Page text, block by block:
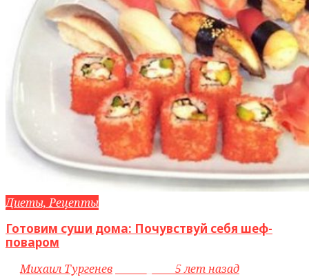
Диеты, Рецепты
Готовим суши дома: Почувствуй себя шеф-
поваром
byМихаил Тургенев
5 лет назад